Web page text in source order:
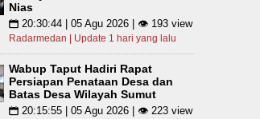
Nias
📅 20:30:44 | 05 Agu 2026 | 👁 193 view
Radarmedan | Update 1 hari yang lalu
Wabup Taput Hadiri Rapat
Persiapan Penataan Desa dan
Batas Desa Wilayah Sumut
📅 20:15:55 | 05 Agu 2026 | 👁 223 view